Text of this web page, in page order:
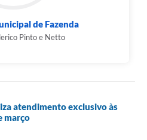
de Fazenda
Pinto e Netto
atendimento exclusivo às
março